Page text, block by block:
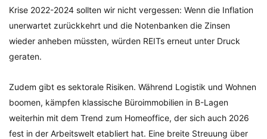
Krise 2022-2024 sollten wir nicht vergessen: Wenn die Inflation
unerwartet zurückkehrt und die Notenbanken die Zinsen
wieder anheben müssten, würden REITs erneut unter Druck
geraten.
Zudem gibt es sektorale Risiken. Während Logistik und Wohnen
boomen, kämpfen klassische Büroimmobilien in B-Lagen
weiterhin mit dem Trend zum Homeoffice, der sich auch 2026
fest in der Arbeitswelt etabliert hat. Eine breite Streuung über